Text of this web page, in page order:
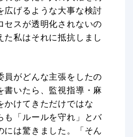
広げるような大事な検討
セスが透明化されないの
た私はそれに抵抗しまし
員がどんな主張をしたの
書いたら、監視指導・麻
かけてきただけではな
も「ルールを守れ」とバ
には驚きました。「そん